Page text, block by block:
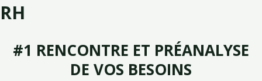
RH
#1 RENCONTRE ET PRÉANALYSE
DE VOS BESOINS​